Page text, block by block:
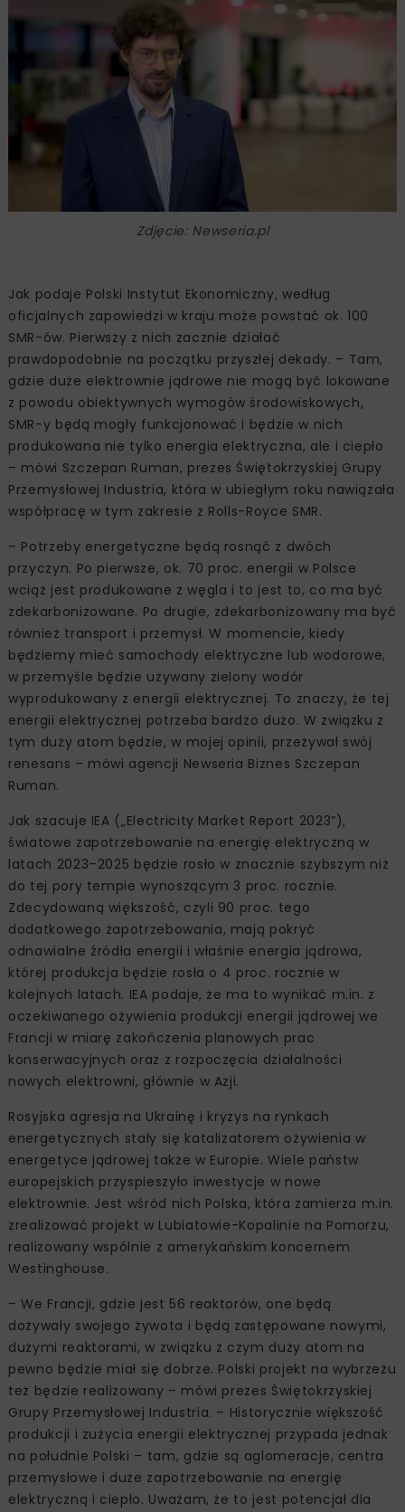
Zdjęcie: Newseria.pl
Jak podaje Polski Instytut Ekonomiczny, według
oficjalnych zapowiedzi w kraju może powstać ok. 100
SMR-ów. Pierwszy z nich zacznie działać
prawdopodobnie na początku przyszłej dekady. – Tam,
gdzie duże elektrownie jądrowe nie mogą być lokowane
z powodu obiektywnych wymogów środowiskowych,
SMR-y będą mogły funkcjonować i będzie w nich
produkowana nie tylko energia elektryczna, ale i ciepło
– mówi Szczepan Ruman, prezes Świętokrzyskiej Grupy
Przemysłowej Industria, która w ubiegłym roku nawiązała
współpracę w tym zakresie z Rolls-Royce SMR.
– Potrzeby energetyczne będą rosnąć z dwóch
przyczyn. Po pierwsze, ok. 70 proc. energii w Polsce
wciąż jest produkowane z węgla i to jest to, co ma być
zdekarbonizowane. Po drugie, zdekarbonizowany ma być
również transport i przemysł. W momencie, kiedy
będziemy mieć samochody elektryczne lub wodorowe,
w przemyśle będzie używany zielony wodór
wyprodukowany z energii elektrycznej. To znaczy, że tej
energii elektrycznej potrzeba bardzo dużo. W związku z
tym duży atom będzie, w mojej opinii, przeżywał swój
renesans – mówi agencji Newseria Biznes Szczepan
Ruman.
Jak szacuje IEA („Electricity Market Report 2023”),
światowe zapotrzebowanie na energię elektryczną w
latach 2023–2025 będzie rosło w znacznie szybszym niż
do tej pory tempie wynoszącym 3 proc. rocznie.
Zdecydowaną większość, czyli 90 proc. tego
dodatkowego zapotrzebowania, mają pokryć
odnawialne źródła energii i właśnie energia jądrowa,
której produkcja będzie rosła o 4 proc. rocznie w
kolejnych latach. IEA podaje, że ma to wynikać m.in. z
oczekiwanego ożywienia produkcji energii jądrowej we
Francji w miarę zakończenia planowych prac
konserwacyjnych oraz z rozpoczęcia działalności
nowych elektrowni, głównie w Azji.
Rosyjska agresja na Ukrainę i kryzys na rynkach
energetycznych stały się katalizatorem ożywienia w
energetyce jądrowej także w Europie. Wiele państw
europejskich przyspieszyło inwestycje w nowe
elektrownie. Jest wśród nich Polska, która zamierza m.in.
zrealizować projekt w Lubiatowie-Kopalinie na Pomorzu,
realizowany wspólnie z amerykańskim koncernem
Westinghouse.
– We Francji, gdzie jest 56 reaktorów, one będą
dożywały swojego żywota i będą zastępowane nowymi,
dużymi reaktorami, w związku z czym duży atom na
pewno będzie miał się dobrze. Polski projekt na wybrzeżu
też będzie realizowany – mówi prezes Świętokrzyskiej
Grupy Przemysłowej Industria. – Historycznie większość
produkcji i zużycia energii elektrycznej przypada jednak
na południe Polski – tam, gdzie są aglomeracje, centra
przemysłowe i duże zapotrzebowanie na energię
elektryczną i ciepło. Uważam, że to jest potencjał dla